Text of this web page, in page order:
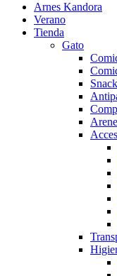
Arnes Kandora
Verano
Tienda
Gato